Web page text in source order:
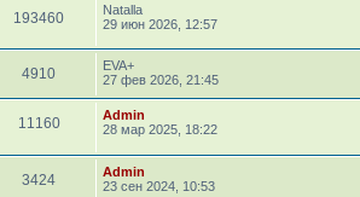
193460
Natalla
29 июн 2026, 12:57
4910
EVA+
27 фев 2026, 21:45
11160
Admin
28 мар 2025, 18:22
3424
Admin
23 сен 2024, 10:53